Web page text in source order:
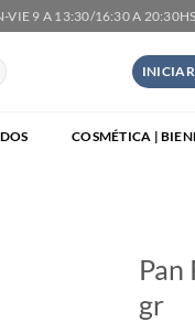
VIE 9 A 13:30/16:30 A
INICIAR
COSMÉTICA |
Pan
gr